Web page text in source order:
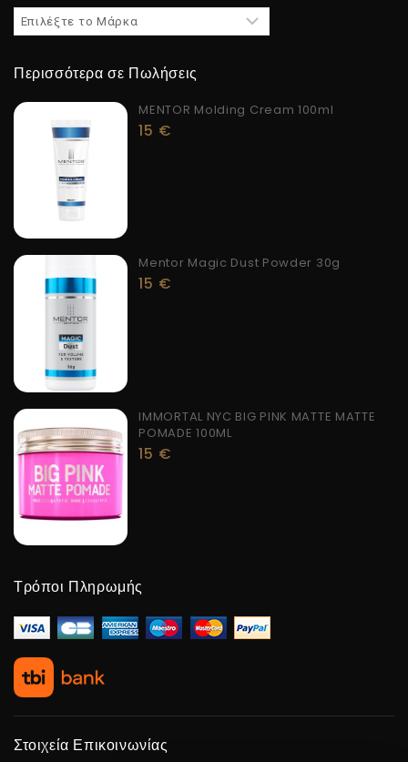
Περισσότερα σε Πωλήσεις
MENTOR Molding Cream 100ml
15 €
Mentor Magic Dust Powder 30g
15 €
IMMORTAL NYC BIG PINK MATTE MATTE
POMADE 100ML
15 €
Τρόποι Πληρωμής
Στοιχεία Επικοινωνίας